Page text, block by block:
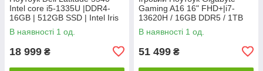
Intel core i5-1335U |DDR4-
16GB | 512GB SSD | Intel Iris
Xe
В наявності 1 од.
18 999 ₴
Gaming A16 16" FHD+|i7-
13620H / 16GB DDR5 / 1TB
SSD / RTX 5050 8GB
В наявності 1 од.
51 499 ₴